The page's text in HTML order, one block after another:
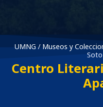
UMNG/ Museos y
Centro